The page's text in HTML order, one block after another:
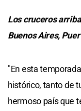
Los cruceros
Buenos Aires,
"En esta
histórico, tanto de
hermoso país que